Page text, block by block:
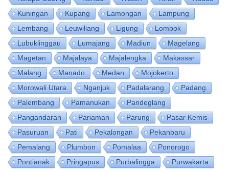
Kuningan
Kupang Lamongan
Lampung
Lembang
Leuwiliang Ligung
Lombok
Lubuklinggau
Lumajang Madiun
Magelang
Magetan
Majalaya Majalengka
Makassar
Malang
Manado Medan
Mojokerto
Morowali Utara
Nganjuk Padalarang
Padang
Palembang
Pamanukan
Pandeglang
Pangandaran
Pariaman Parung
Pasar Kemis
Pasuruan
Pati Pekalongan
Pekanbaru
Pemalang
Plumbon Pomalaa
Ponorogo
Pontianak
Pringapus Purbalingga
Purwakarta